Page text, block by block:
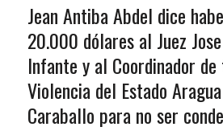
Jean Antiba Abdel dice
20.000 dólares al Juez
Infante y al Coordinador
Violencia del Estado
Caraballo para no ser